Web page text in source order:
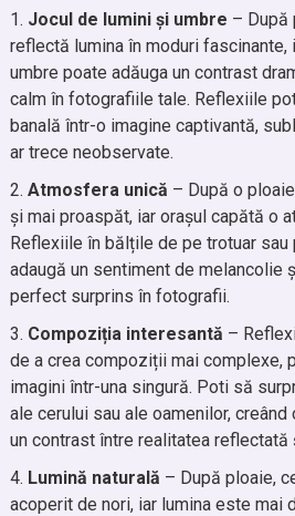
Jocul de lumini și umbre – După
reflectă lumina în moduri
umbre poate adăuga un contrast
calm în fotografiile tale. Reflexiile
banală într-o imagine captivantă,
ar trece neobservate.
Atmosfera unică – După o
și mai proaspăt, iar orașul capătă o
Reflexiile în bălțile de pe trotuar
adaugă un sentiment de melancolie
perfect surprins în fotografii.
Compoziția interesantă –
de a crea compoziții mai complexe,
imagini într-una singură. Poti să
ale cerului sau ale oamenilor,
un contrast între realitatea
Lumină naturală – După ploaie,
acoperit de nori, iar lumina este mai